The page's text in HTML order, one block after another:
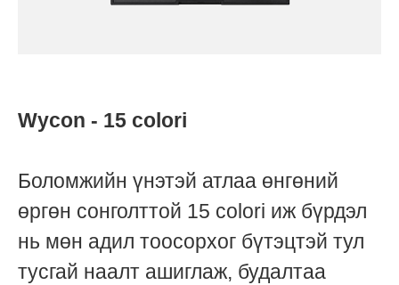
Wycon - 15 colori
Боломжийн үнэтэй атлаа өнгөний
өргөн сонголттой 15 colori иж бүрдэл
нь мөн адил тоосорхог бүтэцтэй тул
тусгай наалт ашиглаж, будалтаа